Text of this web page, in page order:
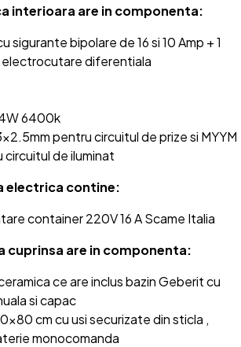
interioara are in componenta:
sigurante bipolare de 16 si 10 Amp + 1
diferentiala
6400k
pentru circuitul de prize si MYYM
circuitul de iluminat
electrica contine:
container 220V 16 A Scame Italia
cuprinsa are in componenta:
ce are inclus bazin Geberit cu
si capac
cm cu usi securizate din sticla ,
monocomanda